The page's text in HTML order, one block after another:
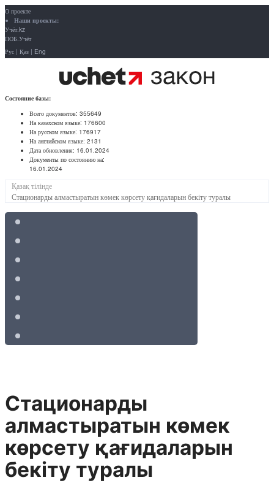
О проекте
Наши проекты:
Учёт.kz
ПОБ.Учёт
Рус | Қаз | Eng
Состояние базы:
Всего документов: 355649
На казахском языке: 176600
На русском языке: 176917
На английском языке: 2131
Дата обновления: 16.01.2024
Документы по состоянию на:
16.01.2024
Қазақ тілінде
Стационарды алмастыратын көмек көрсету қағидаларын бекіту туралы
Стационарды
алмастыратын көмек
көрсету қағидаларын
бекіту туралы